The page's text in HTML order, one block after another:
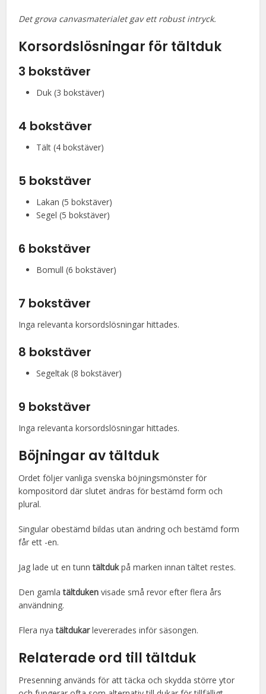
Det grova canvasmaterialet gav ett robust intryck.
Korsordslösningar för tältduk
3 bokstäver
Duk (3 bokstäver)
4 bokstäver
Tält (4 bokstäver)
5 bokstäver
Lakan (5 bokstäver)
Segel (5 bokstäver)
6 bokstäver
Bomull (6 bokstäver)
7 bokstäver
Inga relevanta korsordslösningar hittades.
8 bokstäver
Segeltak (8 bokstäver)
9 bokstäver
Inga relevanta korsordslösningar hittades.
Böjningar avtältduk
Ordet följer vanliga svenska böjningsmönster för
kompositord där slutet ändras för bestämd form och
plural.
Singular obestämd bildas utan ändring och bestämd form
får ett -en.
Jag lade ut en tunntältdukpå marken innan tältet restes.
Den gamlatältduken visade små revor efter flera års
användning.
Flera nyatältdukarlevererades inför säsongen.
Relaterade ord till tältduk
Presenning används för att täcka och skydda större ytor